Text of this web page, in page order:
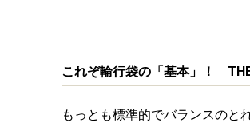
これぞ輪行袋の「基本」！
もっとも標準的でバランスのと